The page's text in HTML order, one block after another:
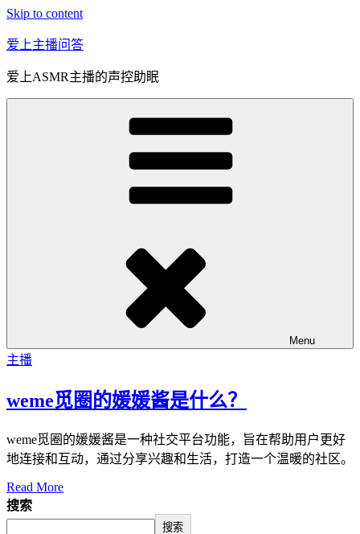
Skip to content
爱上主播问答
爱上ASMR主播的声控助眠
Menu
主播
weme觅圈的媛媛酱是什么？
weme觅圈的媛媛酱是一种社交平台功能，旨在帮助用户更好
地连接和互动，通过分享兴趣和生活，打造一个温暖的社区。
Read More
搜索
搜索